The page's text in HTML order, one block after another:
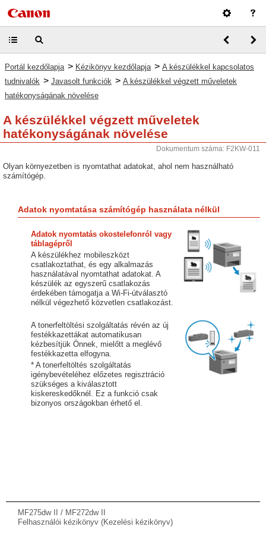
Portál kezdőlapja > Kézikönyv kezdőlapja > A készülékkel kapcsolatos
tudnivalók > Javasolt funkciók > A készülékkel végzett műveletek
hatékonyságának növelése
A készülékkel végzett műveletek
hatékonyságának növelése
Dokumentum száma: F2KW-011
Olyan környezetben is nyomtathat adatokat, ahol nem használható
számítógép.
Adatok nyomtatása számítógép használata nélkül
Adatok nyomtatás okostelefonról vagy
táblagépről
A készülékhez mobileszközt
csatlakoztathat, és egy alkalmazás
használatával nyomtathat adatokat. A
készülék az egyszerű csatlakozás
érdekében támogatja a Wi-Fi-útválasztó
nélkül végezhető közvetlen csatlakozást.
A tonerfeltöltési szolgáltatás révén az új
festékkazettákat automatikusan
kézbesítjük Önnek, mielőtt a meglévő
festékkazetta elfogyna.
* A tonerfeltöltés szolgáltatás
igénybevételéhez előzetes regisztráció
szükséges a kiválasztott
kiskereskedőknél. Ez a funkció csak
bizonyos országokban érhető el.
MF275dw II / MF272dw II
Felhasználói kézikönyv (Kezelési kézikönyv)